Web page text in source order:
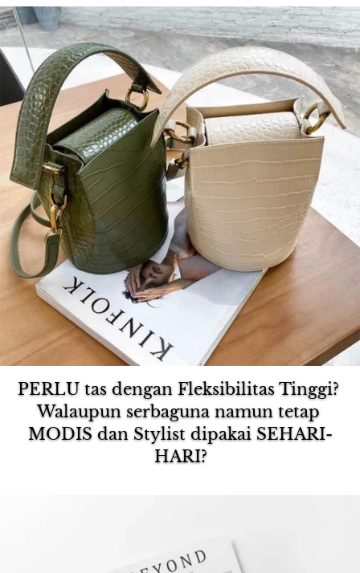
PERLU tas dengan Fleksibilitas Tinggi?
Walaupun serbaguna namun tetap
MODIS dan Stylist dipakai SEHARI-
HARI?